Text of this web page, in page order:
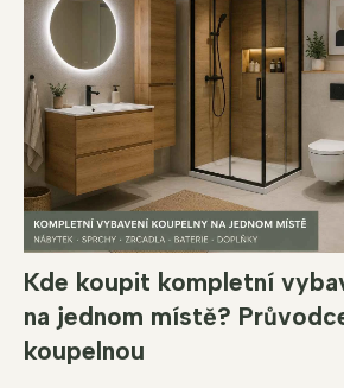
Kde koupit kompletní
na jednom místě?
koupelnou